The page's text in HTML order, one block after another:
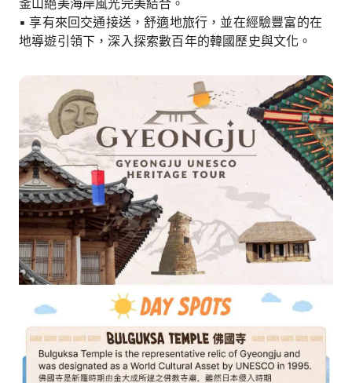
▪︎ 享有來回交通接送，舒適地旅行，並在經驗豐富的在
地導遊引領下，深入探索數百年的韓國歷史與文化。